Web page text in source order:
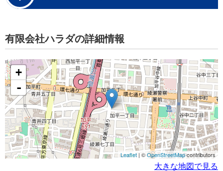
有限会社ハラダの詳細情報
+
-
Leaflet | ©OpenStreetMapcontributors
大きな地図で見る